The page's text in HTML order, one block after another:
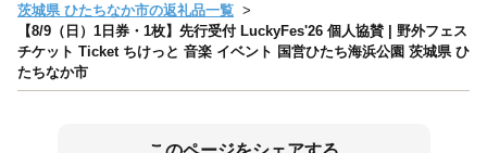
茨城県 ひたちなか市の返礼品一覧
【8/9（日）1日券・1枚】先行受付 LuckyFes'26 個人協賛 | 野外フェス
チケット Ticket ちけっと 音楽 イベント 国営ひたち海浜公園 茨城県 ひ
たちなか市